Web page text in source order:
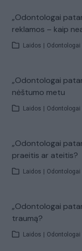
„Odontologai
reklamos – kaip
Laidos Odontologai
„Odontologai
nėštumo metu
Laidos Odontologai
„Odontologai
praeitis ar ateitis?
Laidos Odontologai
„Odontologai
traumą?
Laidos Odontologai